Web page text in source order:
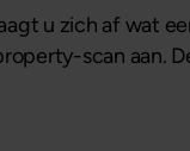
u zich af wat
scan aan.